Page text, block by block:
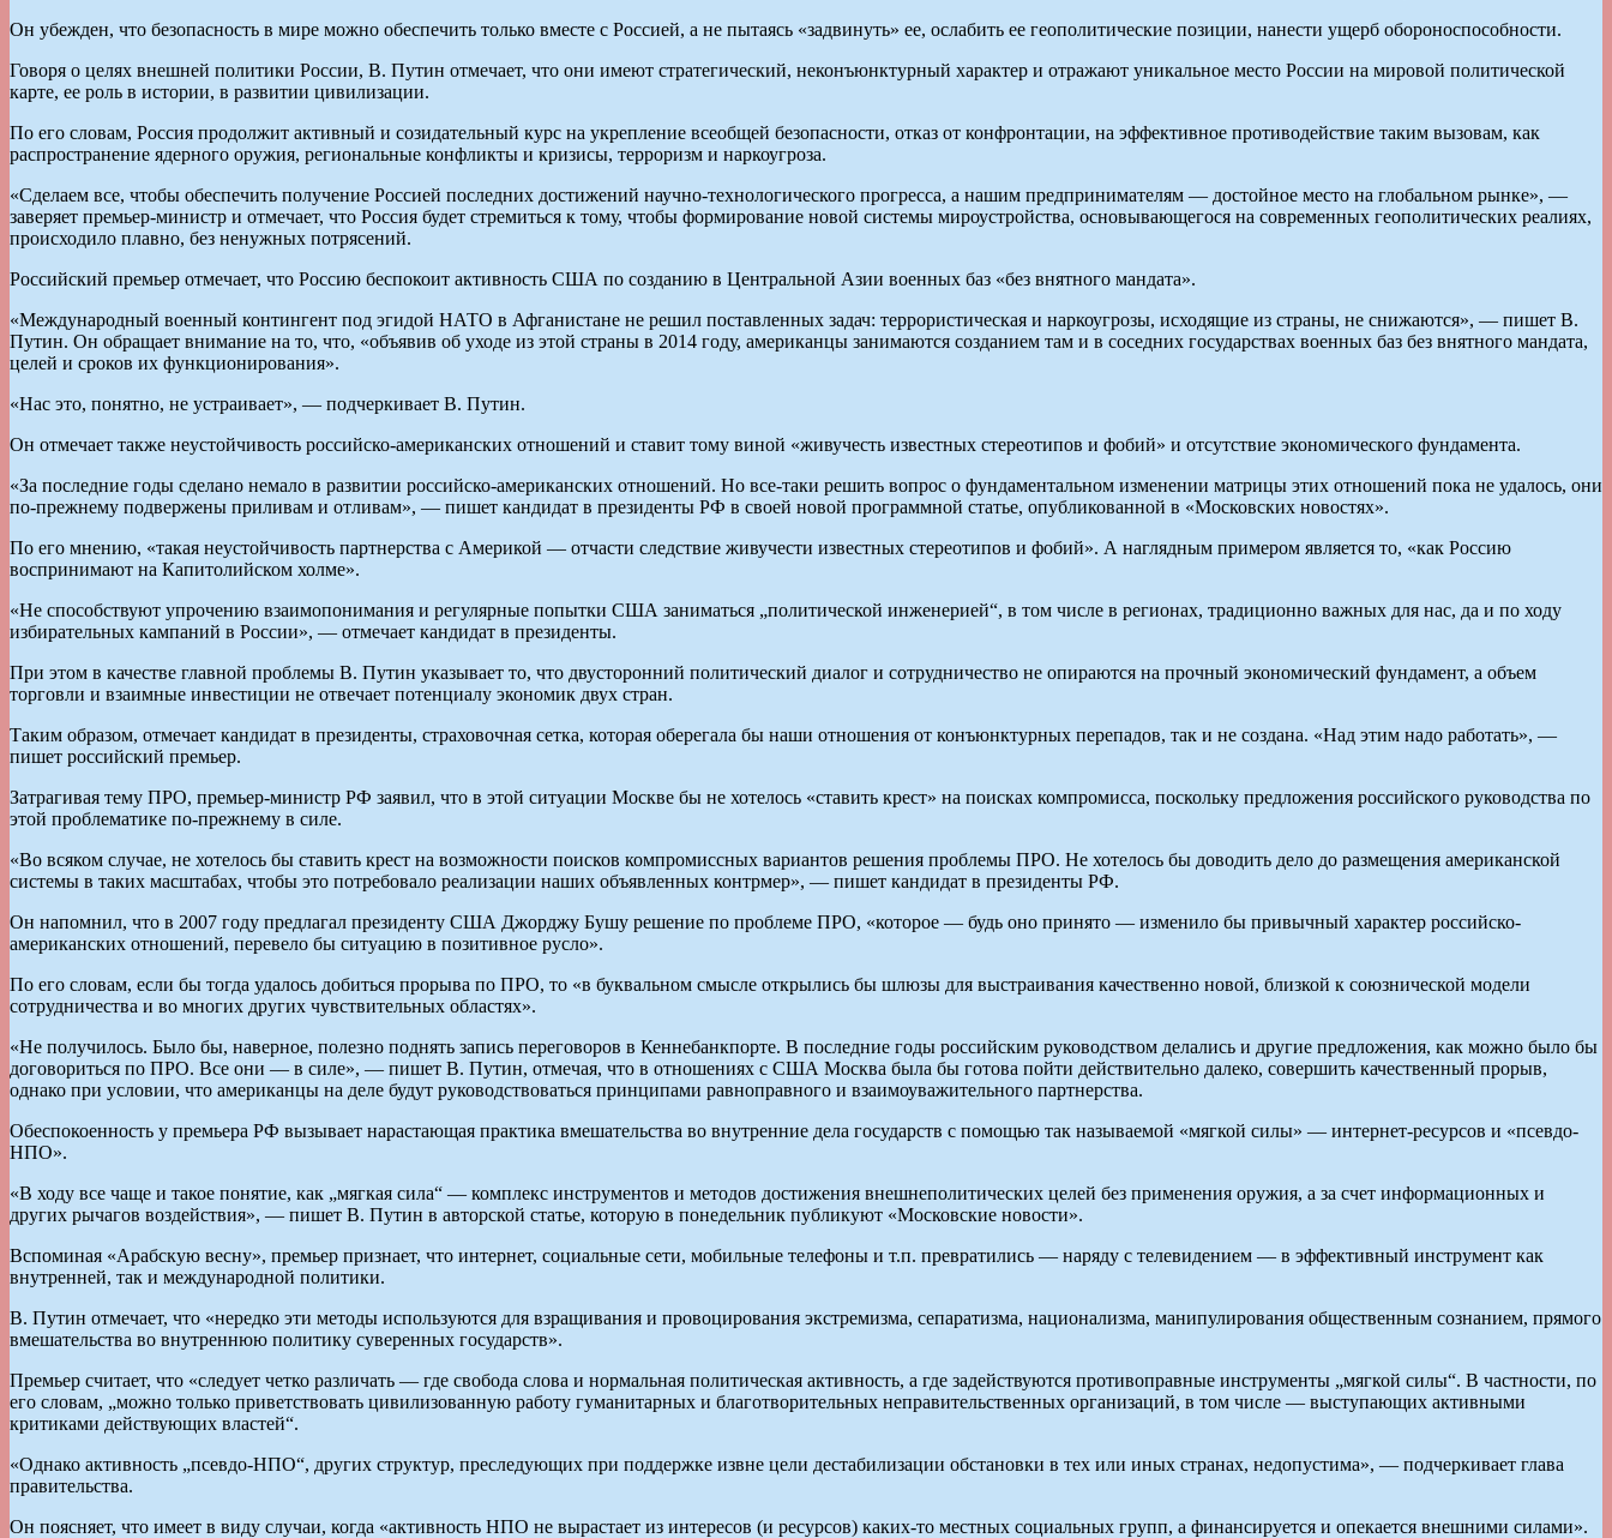
Он убежден, что безопасность в мире можно обеспечить только вместе с Россией, а не пытаясь «задвинуть» ее, ослабить ее геополитические позиции, нанести ущерб обороноспособности.
Говоря о целях внешней политики России, В. Путин отмечает, что они имеют стратегический, неконъюнктурный характер и отражают уникальное место России на мировой политической
карте, ее роль в истории, в развитии цивилизации.
По его словам, Россия продолжит активный и созидательный курс на укрепление всеобщей безопасности, отказ от конфронтации, на эффективное противодействие таким вызовам, как
распространение ядерного оружия, региональные конфликты и кризисы, терроризм и наркоугроза.
«Сделаем все, чтобы обеспечить получение Россией последних достижений научно-технологического прогресса, а нашим предпринимателям — достойное место на глобальном рынке», —
заверяет премьер-министр и отмечает, что Россия будет стремиться к тому, чтобы формирование новой системы мироустройства, основывающегося на современных геополитических реалиях,
происходило плавно, без ненужных потрясений.
Российский премьер отмечает, что Россию беспокоит активность США по созданию в Центральной Азии военных баз «без внятного мандата».
«Международный военный контингент под эгидой НАТО в Афганистане не решил поставленных задач: террористическая и наркоугрозы, исходящие из страны, не снижаются», — пишет В.
Путин. Он обращает внимание на то, что, «объявив об уходе из этой страны в 2014 году, американцы занимаются созданием там и в соседних государствах военных баз без внятного мандата,
целей и сроков их функционирования».
«Нас это, понятно, не устраивает», — подчеркивает В. Путин.
Он отмечает также неустойчивость российско-американских отношений и ставит тому виной «живучесть известных стереотипов и фобий» и отсутствие экономического фундамента.
«За последние годы сделано немало в развитии российско-американских отношений. Но все-таки решить вопрос о фундаментальном изменении матрицы этих отношений пока не удалось, они
по-прежнему подвержены приливам и отливам», — пишет кандидат в президенты РФ в своей новой программной статье, опубликованной в «Московских новостях».
По его мнению, «такая неустойчивость партнерства с Америкой — отчасти следствие живучести известных стереотипов и фобий». А наглядным примером является то, «как Россию
воспринимают на Капитолийском холме».
«Не способствуют упрочению взаимопонимания и регулярные попытки США заниматься „политической инженерией“, в том числе в регионах, традиционно важных для нас, да и по ходу
избирательных кампаний в России», — отмечает кандидат в президенты.
При этом в качестве главной проблемы В. Путин указывает то, что двусторонний политический диалог и сотрудничество не опираются на прочный экономический фундамент, а объем
торговли и взаимные инвестиции не отвечает потенциалу экономик двух стран.
Таким образом, отмечает кандидат в президенты, страховочная сетка, которая оберегала бы наши отношения от конъюнктурных перепадов, так и не создана. «Над этим надо работать», —
пишет российский премьер.
Затрагивая тему ПРО, премьер-министр РФ заявил, что в этой ситуации Москве бы не хотелось «ставить крест» на поисках компромисса, поскольку предложения российского руководства по
этой проблематике по-прежнему в силе.
«Во всяком случае, не хотелось бы ставить крест на возможности поисков компромиссных вариантов решения проблемы ПРО. Не хотелось бы доводить дело до размещения американской
системы в таких масштабах, чтобы это потребовало реализации наших объявленных контрмер», — пишет кандидат в президенты РФ.
Он напомнил, что в 2007 году предлагал президенту США Джорджу Бушу решение по проблеме ПРО, «которое — будь оно принято — изменило бы привычный характер российско-
американских отношений, перевело бы ситуацию в позитивное русло».
По его словам, если бы тогда удалось добиться прорыва по ПРО, то «в буквальном смысле открылись бы шлюзы для выстраивания качественно новой, близкой к союзнической модели
сотрудничества и во многих других чувствительных областях».
«Не получилось. Было бы, наверное, полезно поднять запись переговоров в Кеннебанкпорте. В последние годы российским руководством делались и другие предложения, как можно было бы
договориться по ПРО. Все они — в силе», — пишет В. Путин, отмечая, что в отношениях с США Москва была бы готова пойти действительно далеко, совершить качественный прорыв,
однако при условии, что американцы на деле будут руководствоваться принципами равноправного и взаимоуважительного партнерства.
Обеспокоенность у премьера РФ вызывает нарастающая практика вмешательства во внутренние дела государств с помощью так называемой «мягкой силы» — интернет-ресурсов и «псевдо-
НПО».
«В ходу все чаще и такое понятие, как „мягкая сила“ — комплекс инструментов и методов достижения внешнеполитических целей без применения оружия, а за счет информационных и
других рычагов воздействия», — пишет В. Путин в авторской статье, которую в понедельник публикуют «Московские новости».
Вспоминая «Арабскую весну», премьер признает, что интернет, социальные сети, мобильные телефоны и т.п. превратились — наряду с телевидением — в эффективный инструмент как
внутренней, так и международной политики.
В. Путин отмечает, что «нередко эти методы используются для взращивания и провоцирования экстремизма, сепаратизма, национализма, манипулирования общественным сознанием, прямого
вмешательства во внутреннюю политику суверенных государств».
Премьер считает, что «следует четко различать — где свобода слова и нормальная политическая активность, а где задействуются противоправные инструменты „мягкой силы“. В частности, по
его словам, „можно только приветствовать цивилизованную работу гуманитарных и благотворительных неправительственных организаций, в том числе — выступающих активными
критиками действующих властей“.
«Однако активность „псевдо-НПО“, других структур, преследующих при поддержке извне цели дестабилизации обстановки в тех или иных странах, недопустима», — подчеркивает глава
правительства.
Он поясняет, что имеет в виду случаи, когда «активность НПО не вырастает из интересов (и ресурсов) каких-то местных социальных групп, а финансируется и опекается внешними силами».